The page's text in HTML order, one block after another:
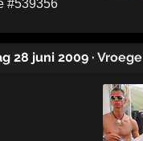
28 juni 2009 ·